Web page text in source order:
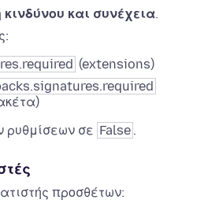
και συνέχεια.
(extensions)
ρυθμίσεων σε False .
προσθέτων: